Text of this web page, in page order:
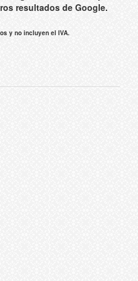
resultados de Google.
y no incluyen el IVA.